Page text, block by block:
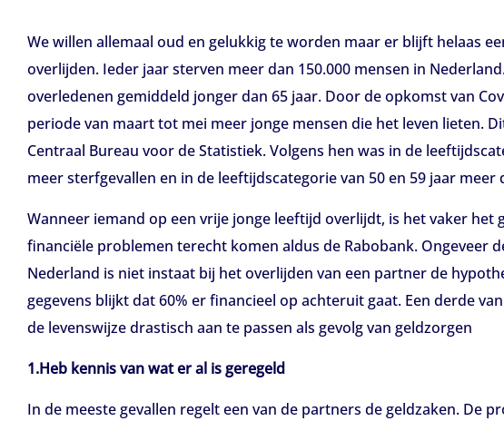
We willen allemaal oud en gelukkig te worden maar er blijft helaas
overlijden. Ieder jaar sterven meer dan 150.000 mensen in
overledenen gemiddeld jonger dan 65 jaar. Door de opkomst van
periode van maart tot mei meer jonge mensen die het leven lieten.
Centraal Bureau voor de Statistiek. Volgens hen was in de
meer sterfgevallen en in de leeftijdscategorie van 50 en 59 jaar
Wanneer iemand op een vrije jonge leeftijd overlijdt, is het vaker het
financiële problemen terecht komen aldus de Rabobank. Ongeveer
Nederland is niet instaat bij het overlijden van een partner de
gegevens blijkt dat 60% er financieel op achteruit gaat. Een derde
de levenswijze drastisch aan te passen als gevolg van geldzorgen
1.Heb kennis van wat er al is geregeld
In de meeste gevallen regelt een van de partners de geldzaken. De